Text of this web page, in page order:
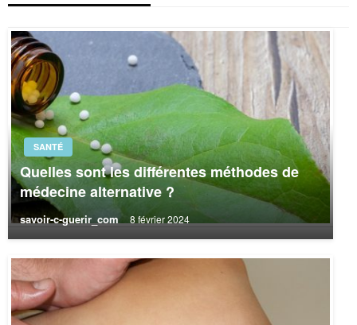
SANTÉ
Quelles sont les différentes méthodes de
médecine alternative ?
savoir-c-guerir_com 8 février 2024